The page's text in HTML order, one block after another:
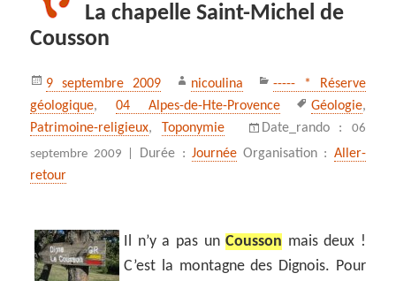
La chapelle Saint-Michel de
Cousson
Publié
le
9 septembre 2009 Auteur
nicoulina Catégories
----- * Réserve
géologique,04 Alpes-de-Hte-Provence
Mots-
clés
Géologie,
Patrimoine-religieux, Toponymie Date_rando : 06
septembre 2009 |
Durée : JournéeOrganisation : Aller-
retour
Il n’y a pas unCousson mais deux !
C’est la montagne des Dignois. Pour